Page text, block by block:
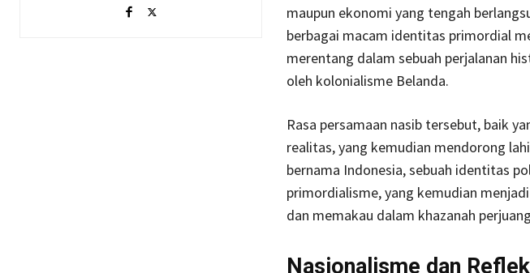
maupun ekonomi yang tengah
berbagai macam identitas primordial
merentang dalam sebuah perjalanan
oleh kolonialisme Belanda.
Rasa persamaan nasib tersebut, baik
realitas, yang kemudian mendorong
bernama Indonesia, sebuah identitas
primordialisme, yang kemudian
dan memakau dalam khazanah
Nasionalisme dan